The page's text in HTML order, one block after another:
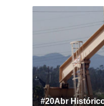
#20Abr